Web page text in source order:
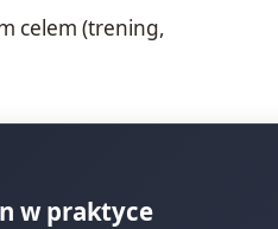
celem (trening,
w praktyce